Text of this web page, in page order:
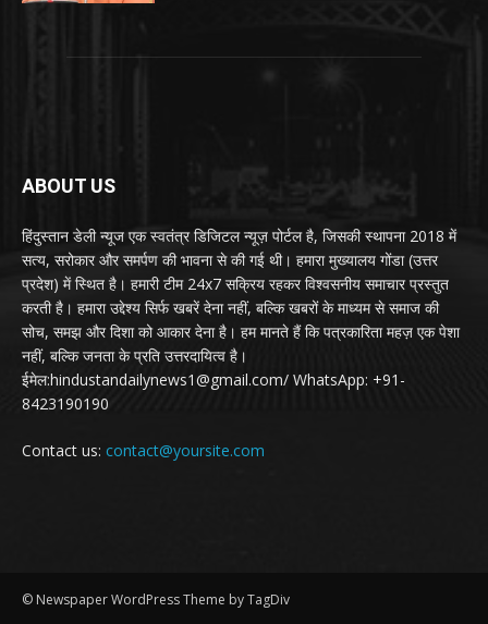
ABOUT US
हिंदुस्तान डेली न्यूज एक स्वतंत्र डिजिटल न्यूज़ पोर्टल है, जिसकी स्थापना 2018 में
सत्य, सरोकार और समर्पण की भावना से की गई थी। हमारा मुख्यालय गोंडा (उत्तर
प्रदेश) में स्थित है। हमारी टीम 24x7 सक्रिय रहकर विश्वसनीय समाचार प्रस्तुत
करती है। हमारा उद्देश्य सिर्फ खबरें देना नहीं, बल्कि खबरों के माध्यम से समाज की
सोच, समझ और दिशा को आकार देना है। हम मानते हैं कि पत्रकारिता महज़ एक पेशा
नहीं, बल्कि जनता के प्रति उत्तरदायित्व है।
ईमेल:hindustandailynews1@gmail.com/ WhatsApp: +91-
8423190190
Contact us: contact@yoursite.com
© Newspaper WordPress Theme by TagDiv